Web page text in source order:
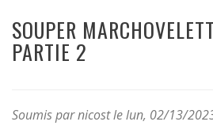
SOUPER
PARTIE 2
Soumis parnicostle lun, 02/13/